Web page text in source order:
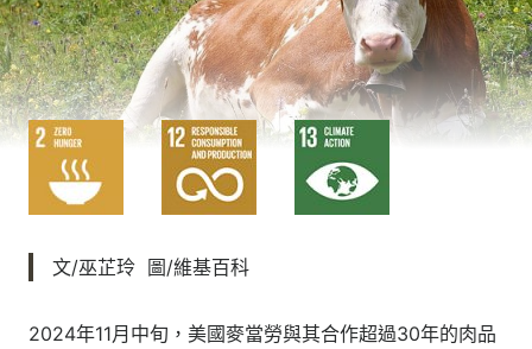
文/巫芷玲 圖/維基百科
2024年11月中旬，美國麥當勞與其合作超過30年的肉品